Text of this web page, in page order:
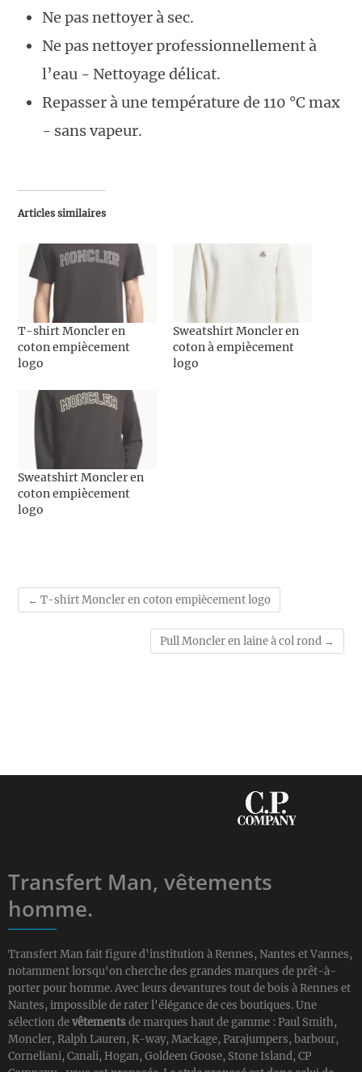
Ne pas nettoyer à sec.
Ne pas nettoyer professionnellement à
l’eau - Nettoyage délicat.
Repasser à une température de 110 °C max
- sans vapeur.
Articles similaires
T-shirt Moncler en
coton empiècement
logo
Sweatshirt Moncler en
coton à empiècement
logo
Sweatshirt Moncler en
coton empiècement
logo
← T-shirt Moncler en coton empiècement logo
Pull Moncler en laine à col rond →
Transfert Man, vêtements
homme.
Transfert Man fait figure d'institution à Rennes, Nantes et Vannes,
notamment lorsqu'on cherche des grandes marques de prêt-à-
porter pour homme. Avec leurs devantures tout de bois à Rennes et
Nantes, impossible de rater l'élégance de ces boutiques. Une
sélection devêtementsde marques haut de gamme : Paul Smith,
Moncler, Ralph Lauren, K-way, Mackage, Parajumpers, barbour,
Corneliani, Canali, Hogan, Goldeen Goose, Stone Island, CP